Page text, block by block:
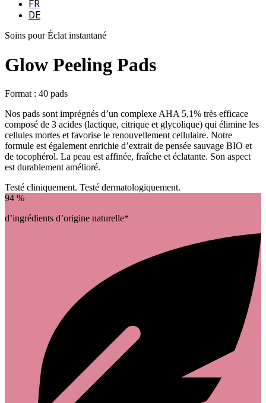
FR
DE
Soins pour Éclat instantané
Glow Peeling Pads
Format : 40 pads
Nos pads sont imprégnés d’un complexe AHA 5,1% très efficace
composé de 3 acides (lactique, citrique et glycolique) qui élimine les
cellules mortes et favorise le renouvellement cellulaire. Notre
formule est également enrichie d’extrait de pensée sauvage BIO et
de tocophérol. La peau est affinée, fraîche et éclatante. Son aspect
est durablement amélioré.
Testé cliniquement. Testé dermatologiquement.
94 %
d’ingrédients d’origine naturelle*